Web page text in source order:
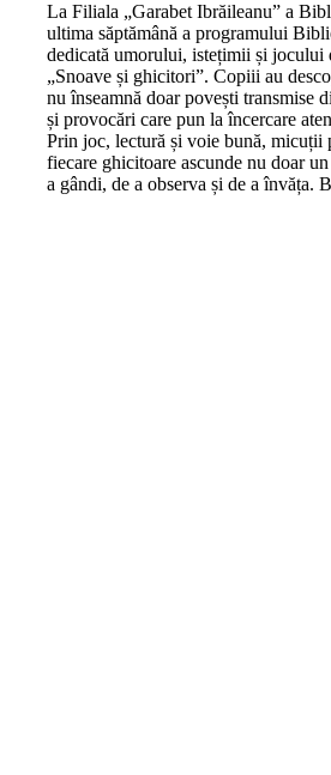
La Filiala „Garabet Ibrăileanu” a
ultima săptămână a programului
dedicată umorului, istețimii și jocului
„Snoave și ghicitori”. Copiii au
nu înseamnă doar povești transmise
și provocări care pun la încercare
Prin joc, lectură și voie bună, micuții
fiecare ghicitoare ascunde nu doar
a gândi, de a observa și de a învăța.